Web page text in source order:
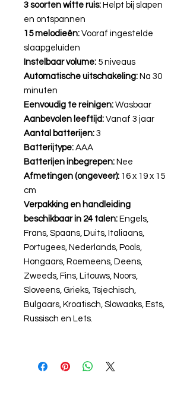
3 soorten witte ruis: Helpt bij slapen
en ontspannen
15 melodieën: Vooraf ingestelde
slaapgeluiden
Instelbaar volume: 5 niveaus
Automatische uitschakeling: Na 30
minuten
Eenvoudig te reinigen: Wasbaar
Aanbevolen leeftijd: Vanaf 3 jaar
Aantal batterijen: 3
Batterijtype: AAA
Batterijen inbegrepen: Nee
Afmetingen (ongeveer): 16 x 19 x 15
cm
Verpakking en handleiding
beschikbaar in 24 talen: Engels,
Frans, Spaans, Duits, Italiaans,
Portugees, Nederlands, Pools,
Hongaars, Roemeens, Deens,
Zweeds, Fins, Litouws, Noors,
Sloveens, Grieks, Tsjechisch,
Bulgaars, Kroatisch, Slowaaks, Ests,
Russisch en Lets.